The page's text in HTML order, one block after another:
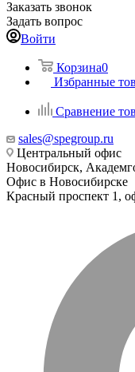
Заказать звонок
Задать вопрос
Войти
Корзина0
Избранные
Сравнение
sales@spegroup.ru
Центральный офис
Новосибирск,
Офис в Новосибирске
Красный проспект 1,